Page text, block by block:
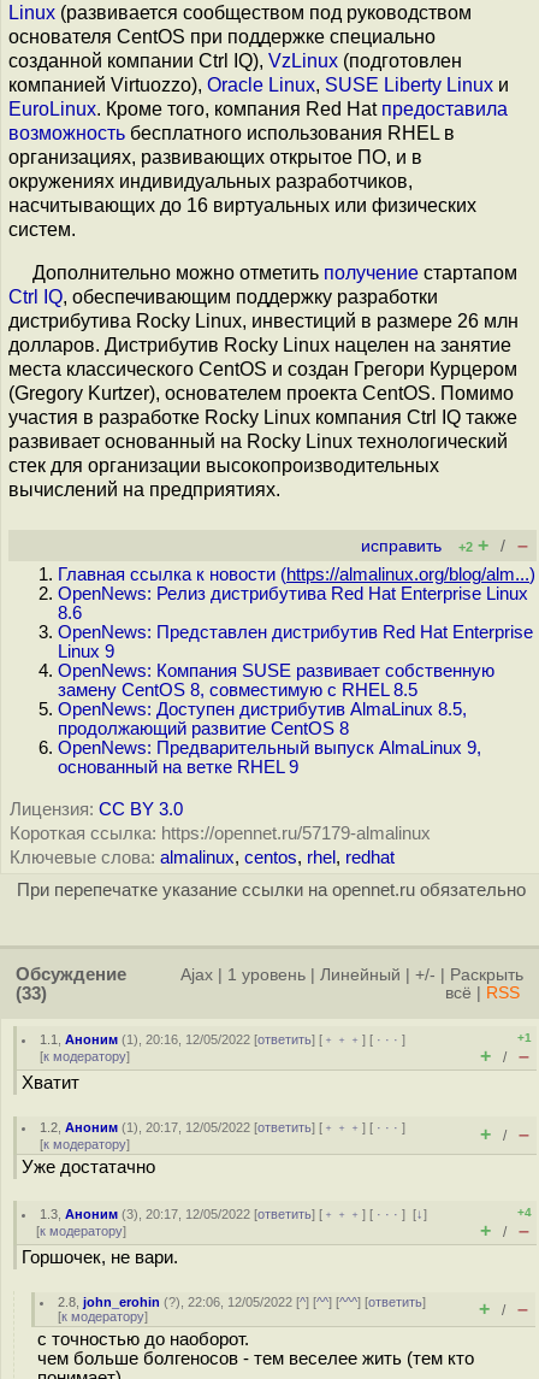
Linux (развивается сообществом под руководством
основателя CentOS при поддержке специально
созданной компании Ctrl IQ), VzLinux (подготовлен
компанией Virtuozzo), Oracle Linux, SUSE Liberty Linux и
EuroLinux. Кроме того, компания Red Hat предоставила
возможность бесплатного использования RHEL в
организациях, развивающих открытое ПО, и в
окружениях индивидуальных разработчиков,
насчитывающих до 16 виртуальных или физических
систем.
Дополнительно можно отметить получение стартапом
Ctrl IQ, обеспечивающим поддержку разработки
дистрибутива Rocky Linux, инвестиций в размере 26 млн
долларов. Дистрибутив Rocky Linux нацелен на занятие
места классического CentOS и создан Грегори Курцером
(Gregory Kurtzer), основателем проекта CentOS. Помимо
участия в разработке Rocky Linux компания Ctrl IQ также
развивает основанный на Rocky Linux технологический
стек для организации высокопроизводительных
вычислений на предприятиях.
исправить +2 + / –
Главная ссылка к новости (https://almalinux.org/blog/alm...)
OpenNews: Релиз дистрибутива Red Hat Enterprise Linux
8.6
OpenNews: Представлен дистрибутив Red Hat Enterprise
Linux 9
OpenNews: Компания SUSE развивает собственную
замену CentOS 8, совместимую с RHEL 8.5
OpenNews: Доступен дистрибутив AlmaLinux 8.5,
продолжающий развитие CentOS 8
OpenNews: Предварительный выпуск AlmaLinux 9,
основанный на ветке RHEL 9
Лицензия: CC BY 3.0
Короткая ссылка: https://opennet.ru/57179-almalinux
Ключевые слова: almalinux, centos, rhel , redhat
При перепечатке указание ссылки на opennet.ru обязательно
Обсуждение
(33)
Ajax 1 уровень Линейный +/-
Раскрыть
всё
RSS
1.1 ,Аноним (1), 20:16, 12/05/2022 [ответить] [ ﹢﹢﹢] [ · · ·]
[к модератору]
+1
+ / –
Хватит
1.2 ,Аноним (1), 20:17, 12/05/2022 [ответить] [ ﹢﹢﹢] [ · · ·]
[к модератору] + / –
Уже достатачно
1.3 ,Аноним (3), 20:17, 12/05/2022 [ответить] [ ﹢﹢﹢] [ · · ·][↓]
[к модератору]
+4
+ / –
Горшочек, не вари.
2.8 ,john_erohin (?), 22:06, 12/05/2022 [^] [^^] [^^^] [ответить]
[к модератору] + / –
с точностью до наоборот.
чем больше болгеносов - тем веселее жить (тем кто